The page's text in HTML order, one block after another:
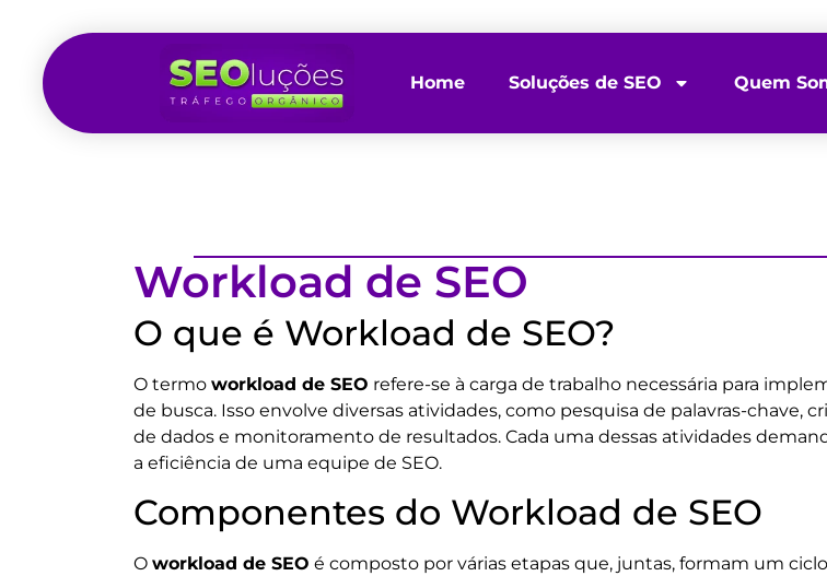
Home Soluções de SEO Quem
Workload de SEO
O que é Workload de SEO?
O termo workload de SEO refere-se à carga de trabalho necessária para
de busca. Isso envolve diversas atividades, como pesquisa de palavras-chave,
de dados e monitoramento de resultados. Cada uma dessas atividades
a eficiência de uma equipe de SEO.
Componentes do Workload de SEO
O workload de SEO é composto por várias etapas que, juntas, formam um